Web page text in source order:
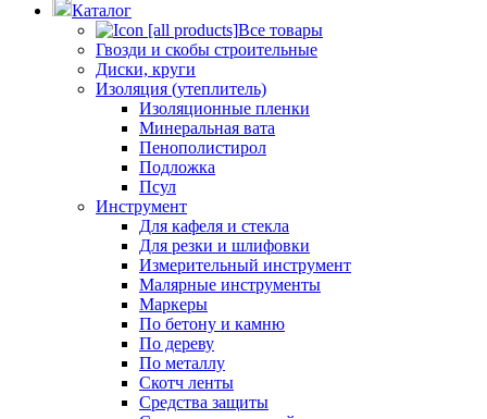
Каталог
Все товары
Гвозди и скобы строительные
Диски, круги
Изоляция (утеплитель)
Изоляционные пленки
Минеральная вата
Пенополистирол
Подложка
Псул
Инструмент
Для кафеля и стекла
Для резки и шлифовки
Измерительный инструмент
Малярные инструменты
Маркеры
По бетону и камню
По дереву
По металлу
Скотч ленты
Средства защиты